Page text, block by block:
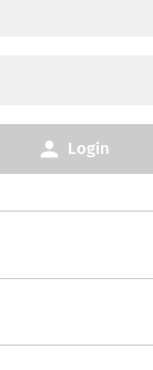
Login